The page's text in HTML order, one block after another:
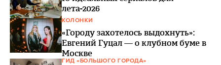
лета-2026
КОЛОНКИ
«Городу захотелось выдохнуть»:
Евгений Гуцал — о клубном буме в
Москве
ГИД «БОЛЬШОГО ГОРОДА»